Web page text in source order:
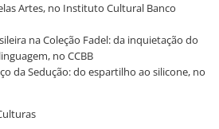
Artes, no Instituto Cultural Banco
na Coleção Fadel: da inquietação do
no CCBB
da Sedução: do espartilho ao silicone, no